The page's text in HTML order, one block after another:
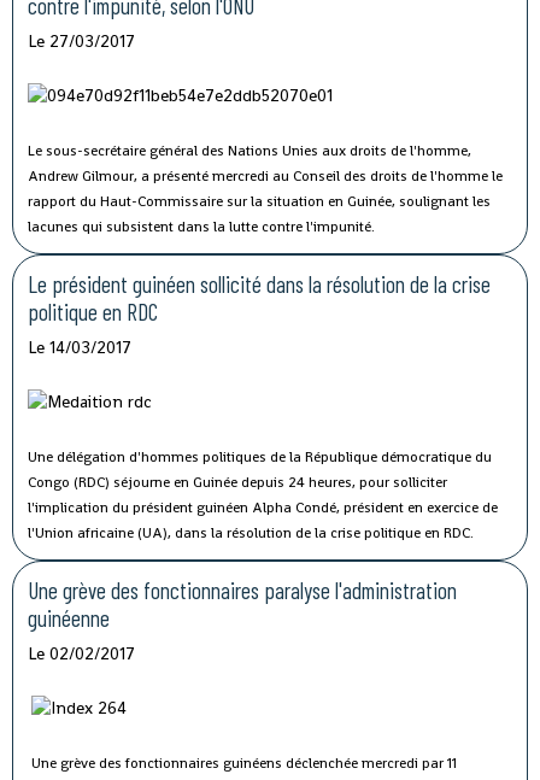
Le 27/03/2017
Le sous-secrétaire général des Nations Unies aux droits de l'homme,
Andrew Gilmour, a présenté mercredi au Conseil des droits de l'homme le
rapport du Haut-Commissaire sur la situation en Guinée, soulignant les
lacunes qui subsistent dans la lutte contre l'impunité.
Le président guinéen sollicité dans la résolution de la crise
politique en RDC
Le 14/03/2017
Une délégation d'hommes politiques de la République démocratique du
Congo (RDC) séjourne en Guinée depuis 24 heures, pour solliciter
l'implication du président guinéen Alpha Condé, président en exercice de
l'Union africaine (UA), dans la résolution de la crise politique en RDC.
Une grève des fonctionnaires paralyse l'administration
guinéenne
Le 02/02/2017
Une grève des fonctionnaires guinéens déclenchée mercredi par 11